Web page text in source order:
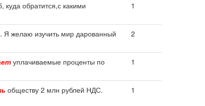
куда обратится,с какими
1
Я желаю изучить мир дарованный
2
уплачиваемые проценты по
1
обществу 2 млн рублей НДС.
1